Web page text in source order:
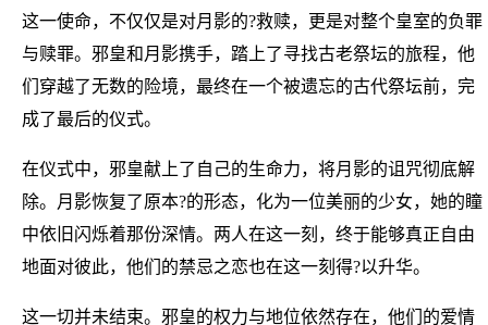
这一使命，不仅仅是对月影的?救赎，更是对整个皇室的负罪
与赎罪。邪皇和月影携手，踏上了寻找古老祭坛的旅程，他
们穿越了无数的险境，最终在一个被遗忘的古代祭坛前，完
成了最后的仪式。
在仪式中，邪皇献上了自己的生命力，将月影的诅咒彻底解
除。月影恢复了原本?的形态，化为一位美丽的少女，她的瞳
中依旧闪烁着那份深情。两人在这一刻，终于能够真正自由
地面对彼此，他们的禁忌之恋也在这一刻得?以升华。
这一切并未结束。邪皇的权力与地位依然存在，他们的爱情